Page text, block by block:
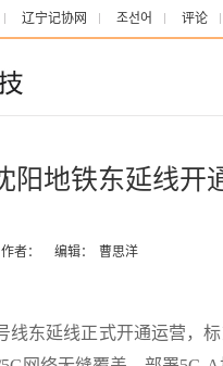
辽宁记协网 조선어 评论
阳地铁东延线开
作者： 编辑： 曹思洋
东延线正式开通运营，